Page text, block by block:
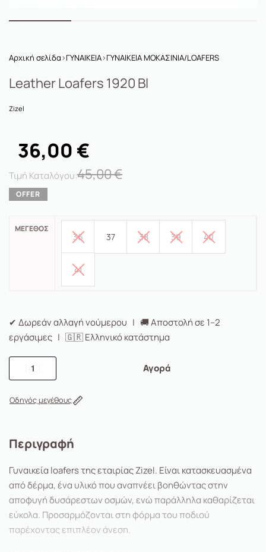
Αρχική σελίδα›ΓΥΝΑΙΚΕΙΑ›ΓΥΝΑΙΚΕΙΑ ΜΟΚΑΣΙΝΙΑ/LOAFERS
Leather Loafers 1920 Bl
Zizel
45,00€
36,00 €
ΜΈΓΕΘΟΣ
36 37 38 39 40
41
✔ Δωρεάν αλλαγή νούμερου | 🚚 Αποστολή σε 1–2
εργάσιμες | 🇬🇷 Ελληνικό κατάστημα
Αγορά
Οδηγός μεγέθους
Περιγραφή
Γυναικεία loafers της εταιρίας Zizel. Είναι κατασκευασμένα
από δέρμα, ένα υλικό που αναπνέει βοηθώντας στην
αποφυγή δυσάρεστων οσμών, ενώ παράλληλα καθαρίζεται
εύκολα. Προσαρμόζονται στη φόρμα του ποδιού
παρέχοντας επιπλέον άνεση.